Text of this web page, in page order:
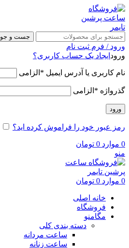
جست و جو
ورود / فرم ثبت نام
ورود ایجاد یک حساب کاربری؟
نام کاربری یا آدرس ایمیل * الزامی
گذرواژه * الزامی
ورود
رمز عبور خود را فراموش کرده اید؟
0 موارد 0 تومان
منو
0 موارد 0 تومان
خانه اصلی
فروشگاه
مگامنو
دسته بندی کلی
ساعت مردانه
ساعت زنانه